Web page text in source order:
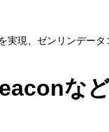
な